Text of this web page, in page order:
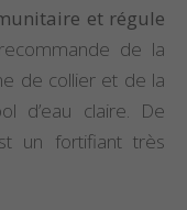
et régule
de la
de collier et de la
d’eau claire. De
un fortifiant très